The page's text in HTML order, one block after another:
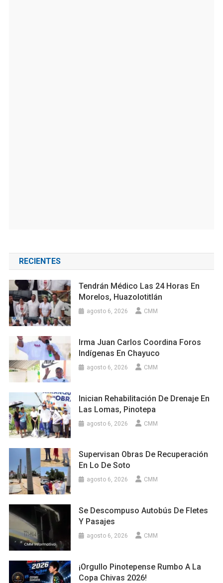
RECIENTES
Tendrán Médico Las 24 Horas En
Morelos, Huazolotitlán
agosto 6, 2026 CMM
Irma Juan Carlos Coordina Foros
Indígenas En Chayuco
agosto 6, 2026 CMM
Inician Rehabilitación De Drenaje En
Las Lomas, Pinotepa
agosto 6, 2026 CMM
Supervisan Obras De Recuperación
En Lo De Soto
agosto 6, 2026 CMM
Se Descompuso Autobús De Fletes
Y Pasajes
agosto 6, 2026 CMM
¡Orgullo Pinotepense Rumbo A La
Copa Chivas 2026!